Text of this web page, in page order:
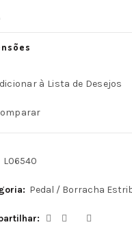
à Lista de Desejos
L06540
Pedal / Borracha